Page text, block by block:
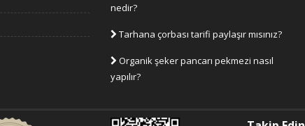
nedir?
Tarhana çorbası tarifi paylaşır mısınız?
Organik şeker pancarı pekmezi nasıl
yapılır?